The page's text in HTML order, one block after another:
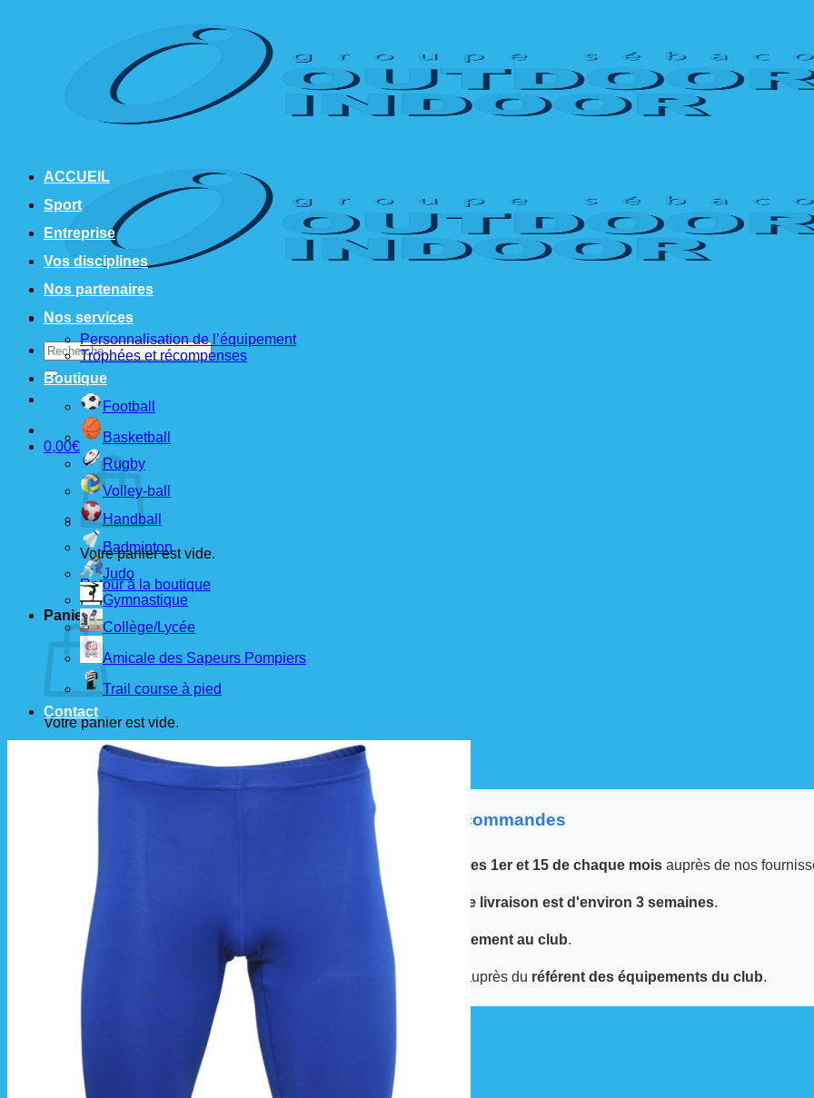
Recherche
pour :
0,00€
Votre panier est vide.
Retour à la boutique
Panier
Votre panier est vide.
Retour à la boutique
📦 Informations sur les commandes
Les commandes sont passées les 1er et 15 de chaque moisauprès de nos
À partir de ces dates, le délai de livraison est d'environ 3 semaines.
La livraison est effectuée directement au club.
La commande est à récupérer auprès du référent des équipements du club.
ACCUEIL
Sport
Entreprise
Vos disciplines
Nos partenaires
Nos services
Personnalisation de l’équipement
Trophées et récompenses
Boutique
Football
Basketball
Rugby
Volley-ball
Handball
Badminton
Judo
Gymnastique
Collège/Lycée
Amicale des Sapeurs Pompiers
Trail course à pied
Contact